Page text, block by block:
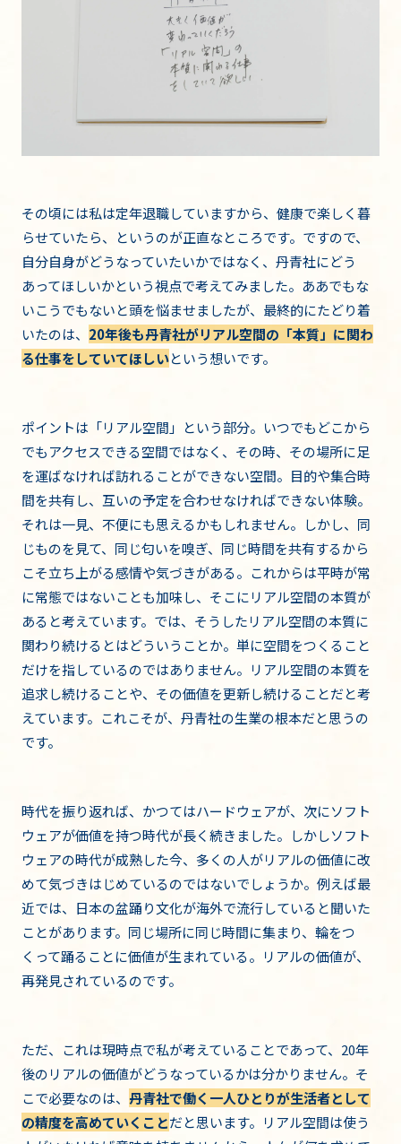
その頃には私は定年退職していますから、健康で楽しく暮
らせていたら、というのが正直なところです。ですので、
自分自身がどうなっていたいかではなく、丹青社にどう
あってほしいかという視点で考えてみました。ああでもな
いこうでもないと頭を悩ませましたが、最終的にたどり着
いたのは、 20年後も丹青社がリアル空間の「本質」に関わ
る仕事をしていてほしいという想いです。
ポイントは「リアル空間」という部分。いつでもどこから
でもアクセスできる空間ではなく、その時、その場所に足
を運ばなければ訪れることができない空間。目的や集合時
間を共有し、互いの予定を合わせなければできない体験。
それは一見、不便にも思えるかもしれません。しかし、同
じものを見て、同じ匂いを嗅ぎ、同じ時間を共有するから
こそ立ち上がる感情や気づきがある。これからは平時が常
に常態ではないことも加味し、そこにリアル空間の本質が
あると考えています。では、そうしたリアル空間の本質に
関わり続けるとはどういうことか。単に空間をつくること
だけを指しているのではありません。リアル空間の本質を
追求し続けることや、その価値を更新し続けることだと考
えています。これこそが、丹青社の生業の根本だと思うの
です。
時代を振り返れば、かつてはハードウェアが、次にソフト
ウェアが価値を持つ時代が長く続きました。しかしソフト
ウェアの時代が成熟した今、多くの人がリアルの価値に改
めて気づきはじめているのではないでしょうか。例えば最
近では、日本の盆踊り文化が海外で流行していると聞いた
ことがあります。同じ場所に同じ時間に集まり、輪をつ
くって踊ることに価値が生まれている。リアルの価値が、
再発見されているのです。
ただ、これは現時点で私が考えていることであって、20年
後のリアルの価値がどうなっているかは分かりません。そ
こで必要なのは、 丹青社で働く一人ひとりが生活者として
の精度を高めていくことだと思います。リアル空間は使う